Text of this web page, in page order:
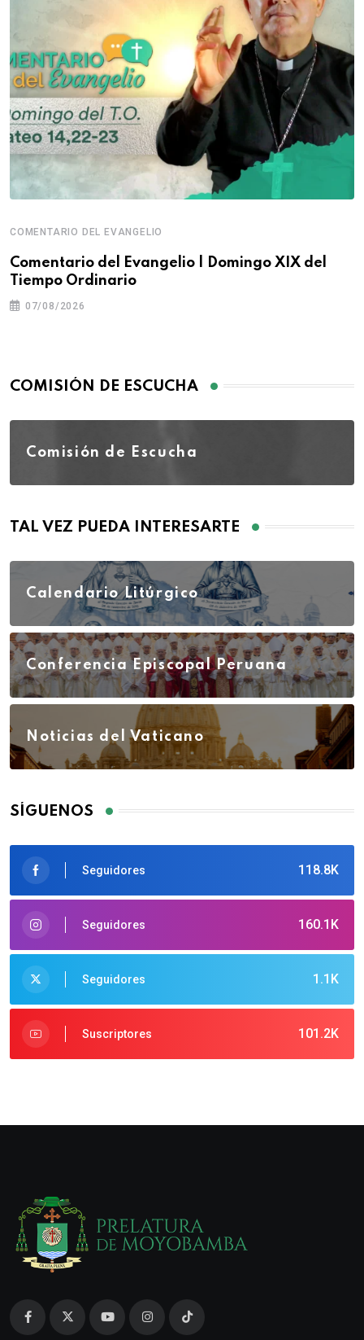
COMENTARIO DEL EVANGELIO
Comentario del Evangelio | Domingo XIX del
Tiempo Ordinario
07/08/2026
COMISIÓN DE ESCUCHA
Comisión de Escucha
TAL VEZ PUEDA INTERESARTE
Calendario Litúrgico
Conferencia Episcopal Peruana
Noticias del Vaticano
SÍGUENOS
118.8K
Seguidores
160.1K
Seguidores
1.1K
Seguidores
101.2K
Suscriptores